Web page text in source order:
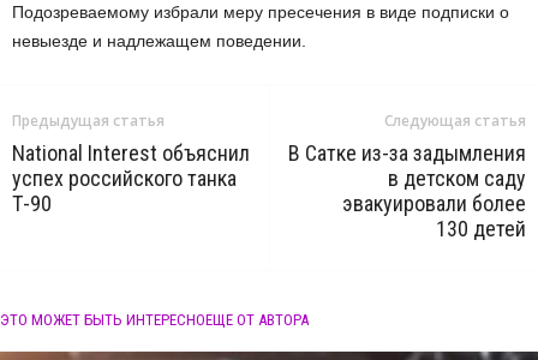
Подозреваемому избрали меру пресечения в виде подписки о
невыезде и надлежащем поведении.
Предыдущая статья
National Interest объяснил
успех российского танка
Т-90
Следующая статья
В Сатке из-за задымления
в детском саду
эвакуировали более
130 детей
ЭТО МОЖЕТ БЫТЬ ИНТЕРЕСНОЕЩЕ ОТ АВТОРА